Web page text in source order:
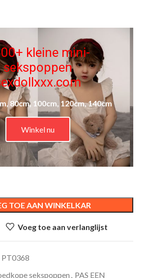
kleine mini-
sekspoppen
80cm, 100cm, 120cm, 140cm
Winkel nu
TOE AAN WINKELKAR
Voeg toe aan verlanglijst
PT0368
sekspoppen , PAS EEN